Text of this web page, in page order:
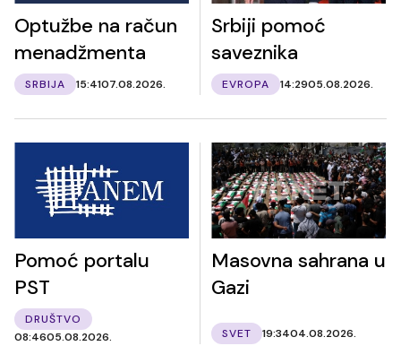
Optužbe na račun
menadžmenta
SRBIJA 15:4107.08.2026.
Srbiji pomoć
saveznika
EVROPA 14:2905.08.2026.
Pomoć portalu
PST
DRUŠTVO
08:4605.08.2026.
Masovna sahrana u
Gazi
SVET 19:3404.08.2026.